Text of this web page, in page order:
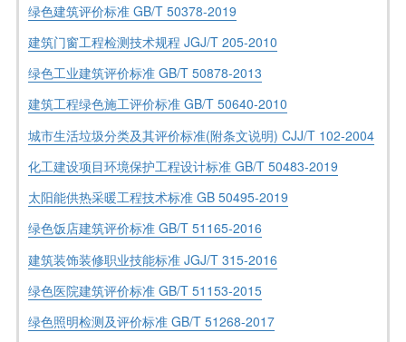
绿色建筑评价标准 GB/T 50378-2019
建筑门窗工程检测技术规程 JGJ/T 205-2010
绿色工业建筑评价标准 GB/T 50878-2013
建筑工程绿色施工评价标准 GB/T 50640-2010
城市生活垃圾分类及其评价标准(附条文说明) CJJ/T 102-2004
化工建设项目环境保护工程设计标准 GB/T 50483-2019
太阳能供热采暖工程技术标准 GB 50495-2019
绿色饭店建筑评价标准 GB/T 51165-2016
建筑装饰装修职业技能标准 JGJ/T 315-2016
绿色医院建筑评价标准 GB/T 51153-2015
绿色照明检测及评价标准 GB/T 51268-2017